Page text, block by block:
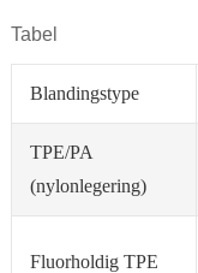
Tabel
Blandingstype
TPE/PA
(nylonlegering)
Fluorholdig TPE